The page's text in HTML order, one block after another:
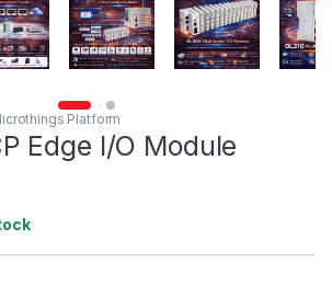
Platform
Edge I/O Module